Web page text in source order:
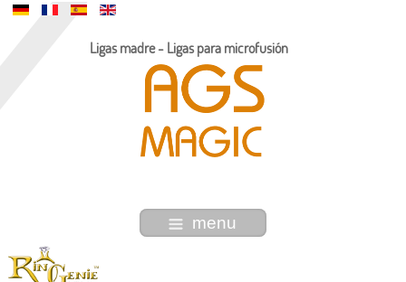
Ligas madre - Ligas para microfusión
menu